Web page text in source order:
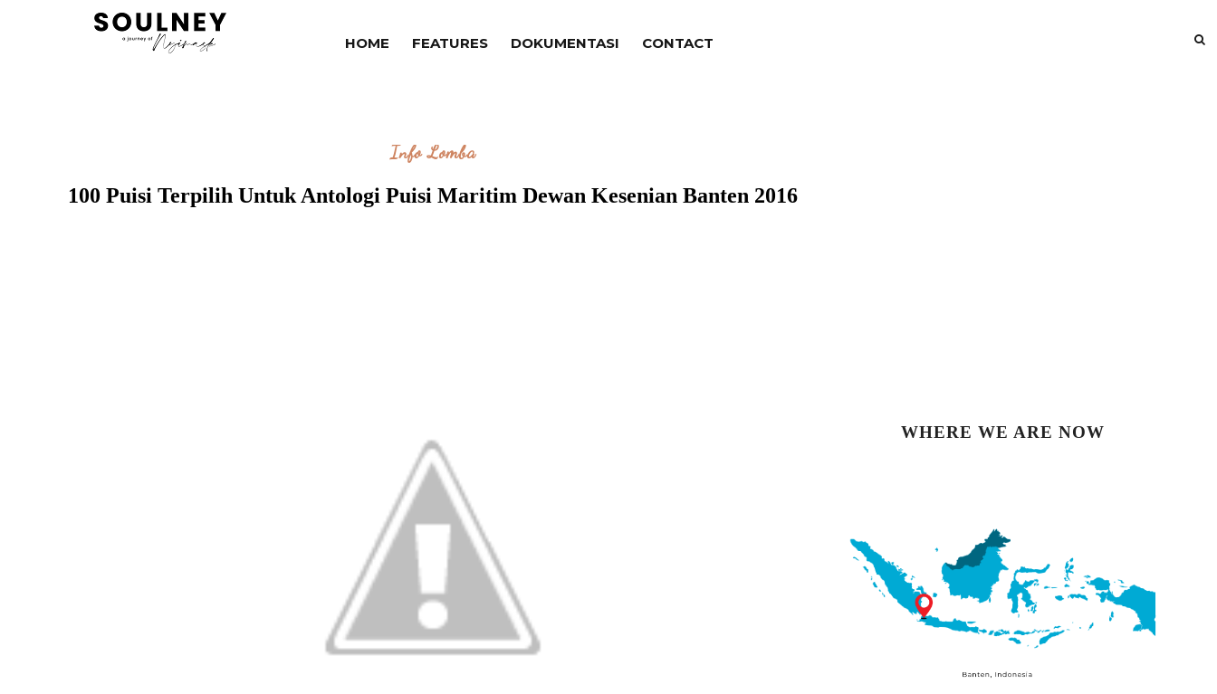
HOME FEATURES DOKUMENTASI CONTACT
Info Lomba
100 Puisi Terpilih Untuk Antologi Puisi Maritim Dewan Kesenian Banten 2016
WHERE WE ARE NOW